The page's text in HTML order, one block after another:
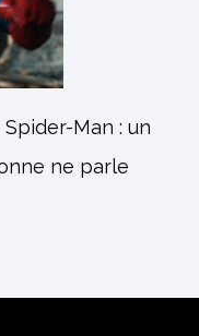
Man : un
ne parle